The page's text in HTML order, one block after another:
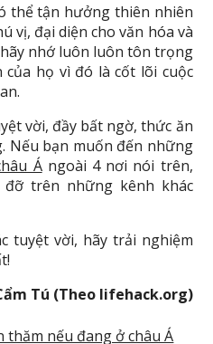
thể tận hưởng thiên nhiên
vị, đại diện cho văn hóa và
nhớ luôn luôn tôn trọng
họ vì đó là cốt lõi cuộc
vời, đầy bất ngờ, thức ăn
Nếu bạn muốn đến những
Ángoài 4 nơi nói trên,
trên những kênh khác
tuyệt vời, hãy trải nghiệm
Tú (Theo lifehack.org)